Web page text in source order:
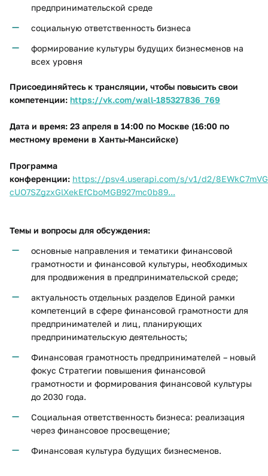
предпринимательской среде
социальную ответственность бизнеса
формирование культуры будущих бизнесменов на
всех уровня
Присоединяйтесь к трансляции, чтобы повысить свои
компетенции: https://vk.com/wall-185327836_769
Дата и время: 23 апреля в 14:00 по Москве (16:00 по
местному времени в Ханты-Мансийске)
Программа
конференции: https://psv4.userapi.com/s/v1/d2/
cUO7SZgzxGlXekEfCboMGB927mc0b89...
Темы и вопросы для обсуждения:
основные направления и тематики финансовой
грамотности и финансовой культуры, необходимых
для продвижения в предпринимательской среде;
актуальность отдельных разделов Единой рамки
компетенций в сфере финансовой грамотности для
предпринимателей и лиц, планирующих
предпринимательскую деятельность;
Финансовая грамотность предпринимателей – новый
фокус Стратегии повышения финансовой
грамотности и формирования финансовой культуры
до 2030 года.
Социальная ответственность бизнеса: реализация
через финансовое просвещение;
Финансовая культура будущих бизнесменов.